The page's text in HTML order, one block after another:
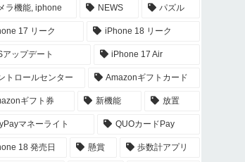
ラ機能, iphone NEWS パズル
17 リーク iPhone 18 リーク
アップデート iPhone 17 Air
トロールセンター Amazonギフトカード
ギフト券 新機能 放置
マネーライト QUOカードPay
18 発売日 懸賞 歩数計アプリ